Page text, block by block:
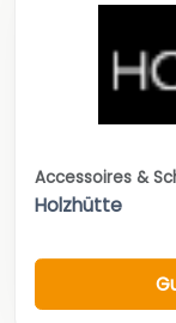
Accessoires &
Holzhütte